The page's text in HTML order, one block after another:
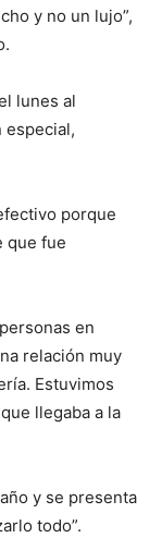
y no un lujo”,
lunes al
especial,
porque
que fue
en
relación muy
Estuvimos
llegaba a la
y se presenta
todo”.